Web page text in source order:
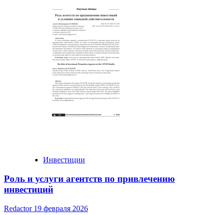
Инвестиции
Роль и услуги агентств по привлечению
инвестиций
Redactor 19 февраля 2026